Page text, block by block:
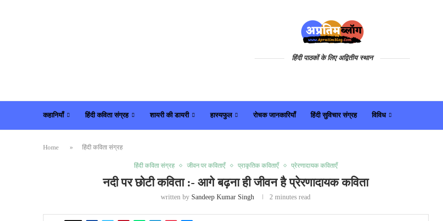
हिंदी पाठकों के लिए अद्वितीय स्थान
कहानियाँ हिंदी कविता संग्रह शायरी की डायरी हास्यफुल रोचक जानकारियाँ हिंदी सुविचार संग्रह विविध
Home » हिंदी कविता संग्रह
हिंदी कविता संग्रह जीवन पर कविताएँ प्राकृतिक कविताएँ प्रेरणादायक कविताएँ
नदी पर छोटी कविता :- आगे बढ़ना ही जीवन है प्रेरणादायक कविता
written by Sandeep Kumar Singh 2 minutes read